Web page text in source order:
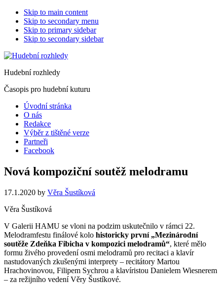
Skip to main content
Skip to secondary menu
Skip to primary sidebar
Skip to secondary sidebar
Hudební rozhledy
Časopis pro hudební kuturu
Úvodní stránka
O nás
Redakce
Výběr z tištěné verze
Partneři
Facebook
Nová kompoziční soutěž melodramu
17.1.2020 by Věra Šustíková
Věra Šustíková
V Galerii HAMU se vloni na podzim uskutečnilo v rámci 22.
Melodramfestu finálové kolo historicky první „Mezinárodní
soutěže Zdeňka Fibicha v kompozici melodramů“, které mělo
formu živého provedení osmi melodramů pro recitaci a klavír
nastudovaných zkušenými interprety – recitátory Martou
Hrachovinovou, Filipem Sychrou a klavíristou Danielem Wiesnerem
– za režijního vedení Věry Šustíkové.